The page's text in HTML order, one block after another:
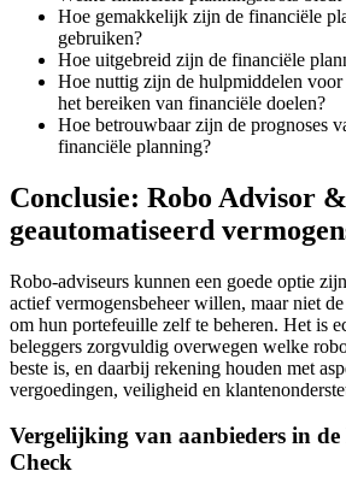
Hoe gemakkelijk zijn de financiële
gebruiken?
Hoe uitgebreid zijn de financiële
Hoe nuttig zijn de hulpmiddelen
het bereiken van financiële doelen?
Hoe betrouwbaar zijn de prognoses
financiële planning?
Conclusie: Robo Advisor &
geautomatiseerd
Robo-adviseurs kunnen een goede optie
actief vermogensbeheer willen, maar niet
om hun portefeuille zelf te beheren. Het is
beleggers zorgvuldig overwegen welke
beste is, en daarbij rekening houden met
vergoedingen, veiligheid en
Vergelijking van aanbieders in
Check